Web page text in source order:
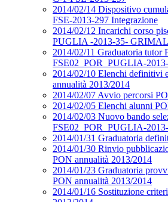
2014/02/14 Dispositivo
FSE-2013-297 Integrazione
2014/02/12 Incarichi corso
PUGLIA -2013-35-
2014/02/11 Graduatoria tutor
FSE02_POR_PUGLIA-
2014/02/10 Elenchi definitivi
annualità 2013/2014
2014/02/07 Avvio percorsi
2014/02/05 Elenchi alunni
2014/02/03 Nuovo bando
FSE02_POR_PUGLIA-
2014/01/31 Graduatoria
2014/01/30 Rinvio
PON annualità 2013/2014
2014/01/23 Graduatoria
PON annualità 2013/2014
2014/01/16 Sostituzione